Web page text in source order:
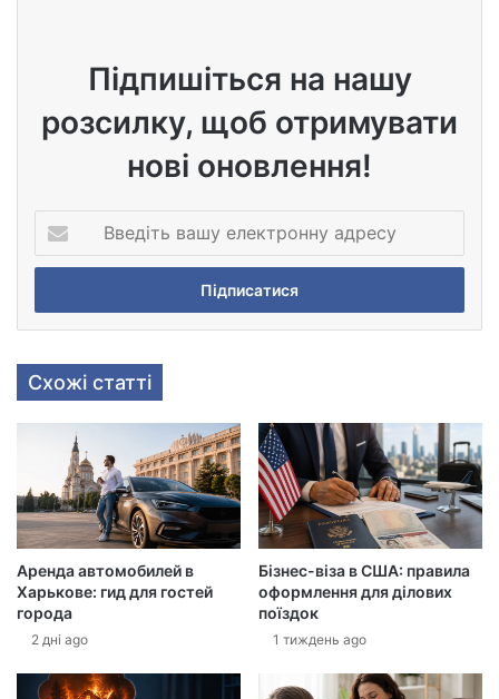
Підпишіться на нашу
розсилку, щоб отримувати
нові оновлення!
е
і
ь
в
л
е
к
т
р
о
н
у
Схожі статті
Аренда автомобилей в
Харькове: гид для гостей
города
2 дні ago
Бізнес-віза в США: правила
оформлення для ділових
поїздок
1 тиждень ago